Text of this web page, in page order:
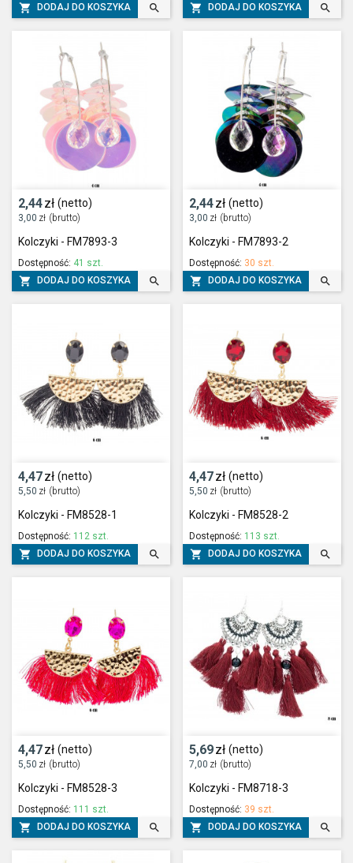
 DODAJ DO KOSZYKA   DODAJ DO KOSZYKA 
2,44zł (netto)
3,00 zł (brutto)
Kolczyki - FM7893-3
Dostępność: 41 szt.
 DODAJ DO KOSZYKA 
2,44zł (netto)
3,00 zł (brutto)
Kolczyki - FM7893-2
Dostępność: 30 szt.
 DODAJ DO KOSZYKA 
4,47zł (netto)
5,50 zł (brutto)
Kolczyki - FM8528-1
Dostępność: 112 szt.
 DODAJ DO KOSZYKA 
4,47zł (netto)
5,50 zł (brutto)
Kolczyki - FM8528-2
Dostępność: 113 szt.
 DODAJ DO KOSZYKA 
4,47zł (netto)
5,50 zł (brutto)
Kolczyki - FM8528-3
Dostępność: 111 szt.
 DODAJ DO KOSZYKA 
5,69zł (netto)
7,00 zł (brutto)
Kolczyki - FM8718-3
Dostępność: 39 szt.
 DODAJ DO KOSZYKA 